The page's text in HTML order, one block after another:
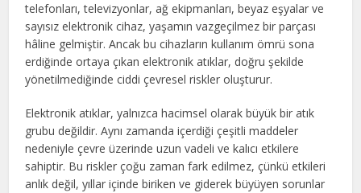
telefonları, televizyonlar, ağ ekipmanları, beyaz eşyalar ve
sayısız elektronik cihaz, yaşamın vazgeçilmez bir parçası
hâline gelmiştir. Ancak bu cihazların kullanım ömrü sona
erdiğinde ortaya çıkan elektronik atıklar, doğru şekilde
yönetilmediğinde ciddi çevresel riskler oluşturur.
Elektronik atıklar, yalnızca hacimsel olarak büyük bir atık
grubu değildir. Aynı zamanda içerdiği çeşitli maddeler
nedeniyle çevre üzerinde uzun vadeli ve kalıcı etkilere
sahiptir. Bu riskler çoğu zaman fark edilmez, çünkü etkileri
anlık değil, yıllar içinde biriken ve giderek büyüyen sorunlar